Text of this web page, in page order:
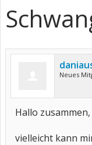
Neues
Hallo zusammen,
vielleicht kann